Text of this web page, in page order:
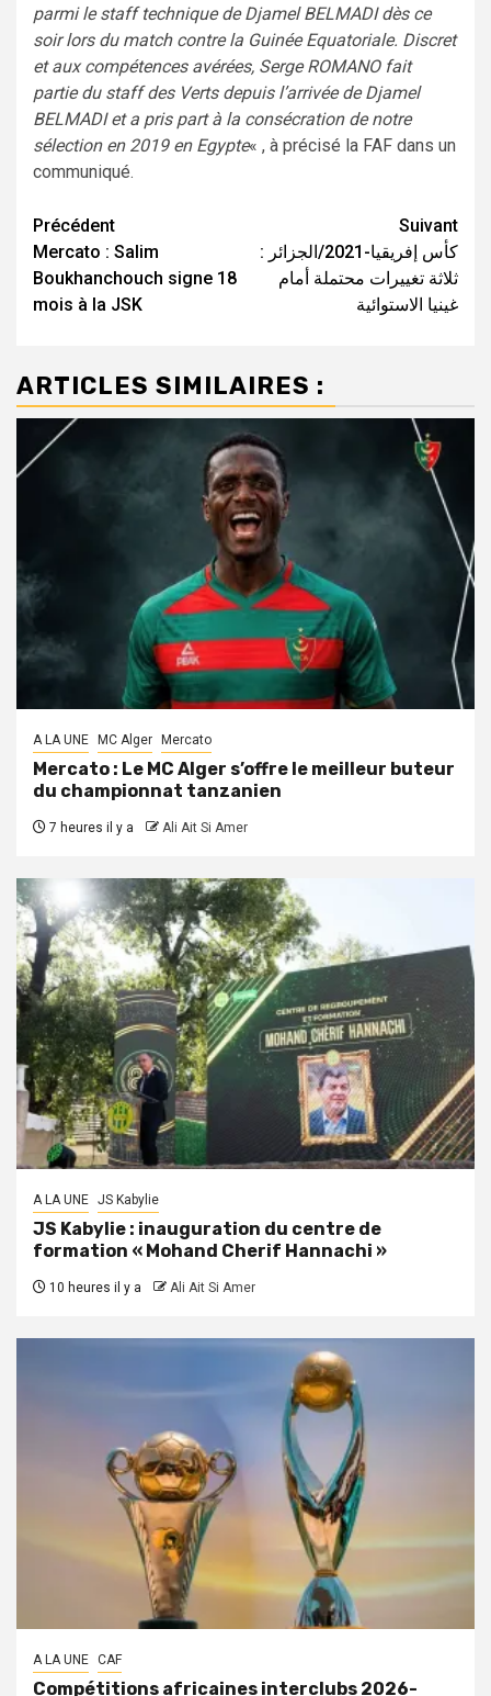
parmi le staff technique de Djamel BELMADI dès ce
soir lors du match contre la Guinée Equatoriale. Discret
et aux compétences avérées, Serge ROMANO fait
partie du staff des Verts depuis l’arrivée de Djamel
BELMADI et a pris part à la consécration de notre
sélection en 2019 en Egypte« , à précisé la FAF dans un
communiqué.
Navigation
d’article
Précédent
Mercato : Salim
Boukhanchouch signe 18
mois à la JSK
Suivant
كأس إفريقيا-2021/الجزائر :
ثلاثة تغييرات محتملة أمام
غينيا الاستوائية
ARTICLES SIMILAIRES :
A LA UNE MC Alger Mercato
Mercato : Le MC Alger s’offre le meilleur buteur
du championnat tanzanien
7 heures il y a Ali Ait Si Amer
A LA UNE JS Kabylie
JS Kabylie : inauguration du centre de
formation « Mohand Cherif Hannachi »
10 heures il y a Ali Ait Si Amer
A LA UNE CAF
Compétitions africaines interclubs 2026-